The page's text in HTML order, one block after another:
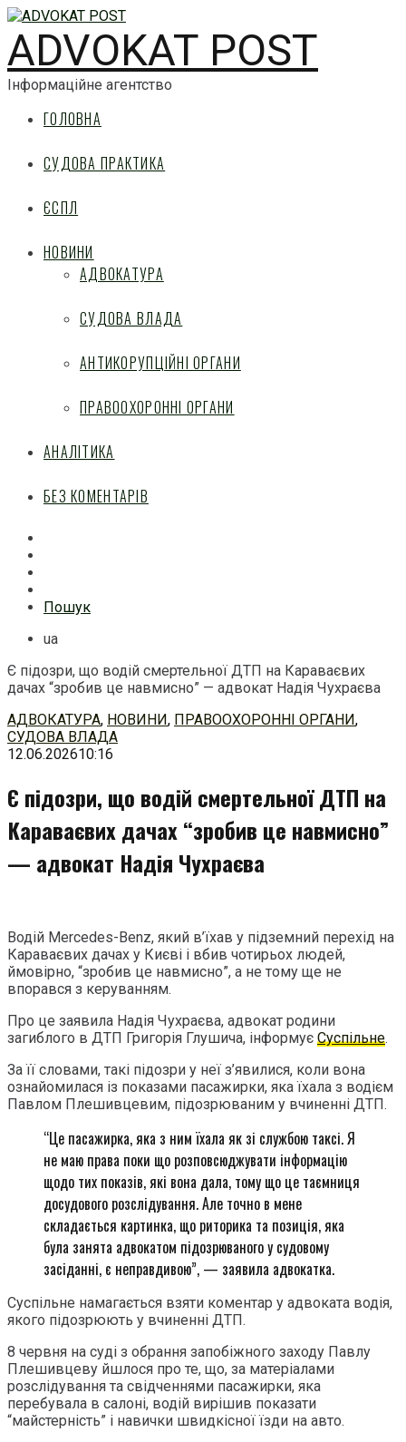
ADVOKAT POST
Інформаційне агентство
ГОЛОВНА
СУДОВА ПРАКТИКА
ЄСПЛ
НОВИНИ
АДВОКАТУРА
СУДОВА ВЛАДА
АНТИКОРУПЦІЙНІ ОРГАНИ
ПРАВООХОРОННІ ОРГАНИ
АНАЛІТИКА
БЕЗ КОМЕНТАРІВ
Пошук
ua
Є підозри, що водій смертельної ДТП на Караваєвих
дачах “зробив це навмисно” — адвокат Надія Чухраєва
Перейти
до
змісту
АДВОКАТУРА, НОВИНИ, ПРАВООХОРОННІ ОРГАНИ,
СУДОВА ВЛАДА
12.06.202610:16
Є підозри, що водій смертельної ДТП на
Караваєвих дачах “зробив це навмисно”
— адвокат Надія Чухраєва
Водій Mercedes-Benz, який в’їхав у підземний перехід на
Караваєвих дачах у Києві і вбив чотирьох людей,
ймовірно, “зробив це навмисно”, а не тому ще не
впорався з керуванням.
Про це заявила Надія Чухраєва, адвокат родини
загиблого в ДТП Григорія Глушича, інформує Суспільне.
За її словами, такі підозри у неї з’явилися, коли вона
ознайомилася із показами пасажирки, яка їхала з водієм
Павлом Плешивцевим, підозрюваним у вчиненні ДТП.
“Це пасажирка, яка з ним їхала як зі службою таксі. Я
не маю права поки що розповсюджувати інформацію
щодо тих показів, які вона дала, тому що це таємниця
досудового розслідування. Але точно в мене
складається картинка, що риторика та позиція, яка
була занята адвокатом підозрюваного у судовому
засіданні, є неправдивою”, — заявила адвокатка.
Суспільне намагається взяти коментар у адвоката водія,
якого підозрюють у вчиненні ДТП.
8 червня на суді з обрання запобіжного заходу Павлу
Плешивцеву йшлося про те, що, за матеріалами
розслідування та свідченнями пасажирки, яка
перебувала в салоні, водій вирішив показати
“майстерність” і навички швидкісної їзди на авто.